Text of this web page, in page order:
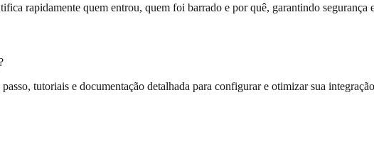
rapidamente quem entrou, quem foi barrado e por quê, garantindo segurança
tutoriais e documentação detalhada para configurar e otimizar sua